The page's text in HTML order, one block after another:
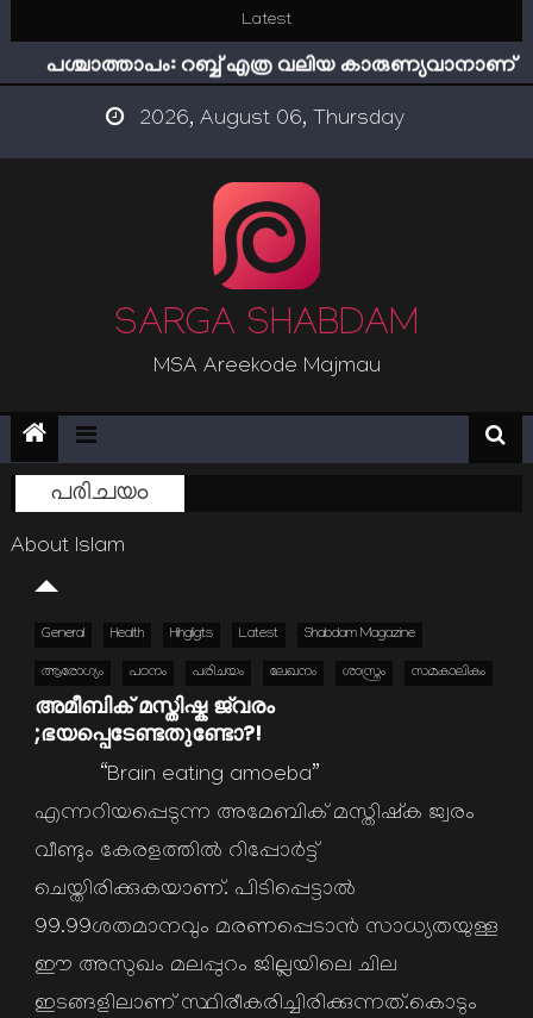
content
Latest
ഇമാം നവവി: അനന്തമായ നാൽപതാണ്ടുകൾ
പശ്ചാത്താപം: റബ്ബ് എത്ര വലിയ കാരുണ്യവാനാണ്
ഇന്ന് നേടിയാൽ ഇരട്ടി നേടാം
സൂക്ഷിക്കുക! കുറ്റകൃത്യങ്ങളാണിന്ന് ട്രെന്‍ഡ്
ഇമാം നവവി: അനന്തമായ നാൽപതാണ്ടുകൾ
2026, August 06, Thursday
SARGA SHABDAM
MSA Areekode Majmau
പരിചയം
About Islam
General Health Hihgligts Latest Shabdam Magazine
ആരോഗ്യം പഠനം പരിചയം ലേഖനം ശാസ്ത്രം സമകാലികം
അമീബിക് മസ്തിഷ്ക ജ്വരം
;ഭയപ്പെടേണ്ടതുണ്ടോ?!
“Brain eating amoeba”
എന്നറിയപ്പെടുന്ന അമേബിക് മസ്തിഷ്ക ജ്വരം
വീണ്ടും കേരളത്തിൽ റിപ്പോർട്ട്‌
ചെയ്തിരിക്കുകയാണ്. പിടിപ്പെട്ടാൽ
99.99ശതമാനവും മരണപ്പെടാൻ സാധ്യതയുള്ള
ഈ അസുഖം മലപ്പുറം ജില്ലയിലെ ചില
ഇടങ്ങളിലാണ് സ്ഥിരീകരിച്ചിരിക്കുന്നത്.കൊടും